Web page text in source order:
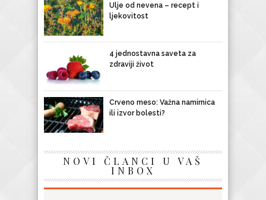
Ulje od nevena – recept i
ljekovitost
4 jednostavna saveta za
zdraviji život
Crveno meso: Važna namirnica
ili izvor bolesti?
NOVI ČLANCI U VAŠ
INBOX